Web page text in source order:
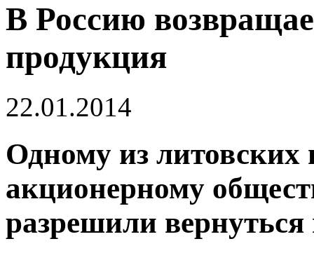
В Россию
продукция
22.01.2014
Одному из
акционерному
разрешили